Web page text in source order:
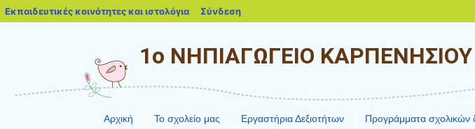
1ο ΝΗΠΙΑΓΩΓΕΙΟ ΚΑΡΠΕΝΗΣΙΟΥ
Αρχική Το σχολείο μας Εργαστήρια Δεξιοτήτων Προγράμματα σχολικών
Εκπαιδευτικές κοινότητες και ιστολόγια blogs.sch.gr
Σύνδεση